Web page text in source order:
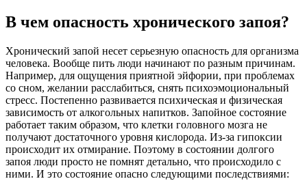
В чем опасность хронического запоя?
Хронический запой несет серьезную опасность для организма
человека. Вообще пить люди начинают по разным причинам.
Например, для ощущения приятной эйфории, при проблемах
со сном, желании расслабиться, снять психоэмоциональный
стресс. Постепенно развивается психическая и физическая
зависимость от алкогольных напитков. Запойное состояние
работает таким образом, что клетки головного мозга не
получают достаточного уровня кислорода. Из-за гипоксии
происходит их отмирание. Поэтому в состоянии долгого
запоя люди просто не помнят детально, что происходило с
ними. И это состояние опасно следующими последствиями: